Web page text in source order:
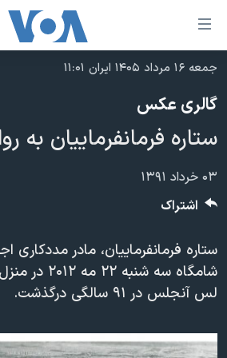
لینکهای
قابل
دسترسی
جهش
محتوای
جهش
به
اصلی
جهش
به
نسخه سبک وب‌سایت
موضوع ها
ایران
آمریکا
ورزشی
گزیده‌ها
ویدیوها
برنامه های تلویزیونی
جدول برنامه ها
جام جهانی ۲۰۲۶
عملیات خشم حماسی
بایگانی برنامه‌های تلویزیونی
فرکانس‌های صدای آمریکا
پخش رادیویی
یادگیری زبان انگلیسی
جمعه ۱۶ مرداد ۱۴۰۵ ایران ۱۱:۰۱
گالری عکس
ستاره فرمانفرماییان به
۰۳ خرداد ۱۳۹۱
ستاره فرمانفرماییان، مادر مددکاری
شامگاه سه
لس آنجلس در ۹۱ سالگی درگذشت.
اشتراک